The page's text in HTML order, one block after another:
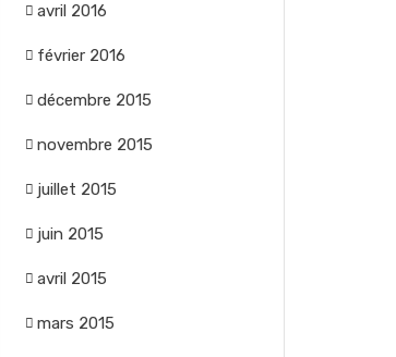
avril 2016
février 2016
décembre 2015
novembre 2015
juillet 2015
juin 2015
avril 2015
mars 2015